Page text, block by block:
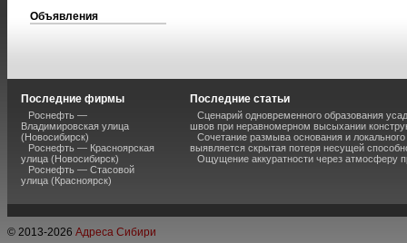
Объявления
Последние фирмы
Роснефть —
Владимировская улица
(Новосибирск)
Роснефть — Красноярская
улица (Новосибирск)
Роснефть — Стасовой
улица (Красноярск)
Последние статьи
Сценарий одновременного образования
швов при неравномерном высыхании
Сочетание размыва основания и
выявляется скрытая потеря несущей
Ощущение аккуратности через атмосферу
© 2013-2026 Адреса Сибири